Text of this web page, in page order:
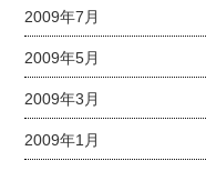
2009年7月
2009年5月
2009年3月
2009年1月